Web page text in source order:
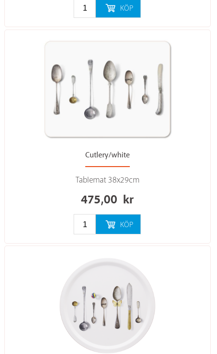
KÖP
Cutlery/white
Tablemat 38x29cm
475,00 kr
KÖP